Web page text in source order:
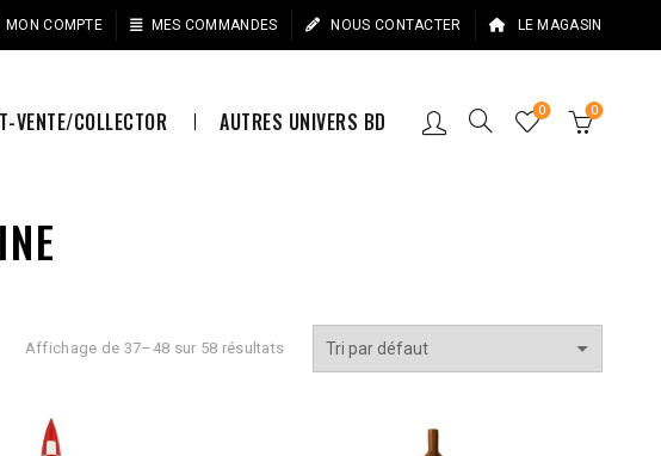
MON COMPTE MES COMMANDES NOUS CONTACTER LE MAGASIN
VENTE/COLLECTOR AUTRES UNIVERS BD 0 0
Affichage de 37–48 sur 58 résultats